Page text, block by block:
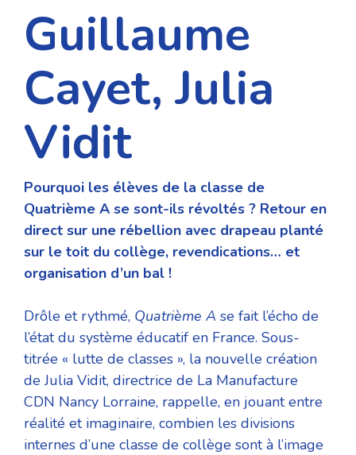
Guillaume
Cayet, Julia
Vidit
Pourquoi les élèves de la classe de
Quatrième A se sont-ils révoltés ? Retour en
direct sur une rébellion avec drapeau planté
sur le toit du collège, revendications… et
organisation d’un bal !
Drôle et rythmé, Quatrième A se fait l’écho de
l’état du système éducatif en France. Sous-
titrée « lutte de classes », la nouvelle création
de Julia Vidit, directrice de La Manufacture
CDN Nancy Lorraine, rappelle, en jouant entre
réalité et imaginaire, combien les divisions
internes d’une classe de collège sont à l’image